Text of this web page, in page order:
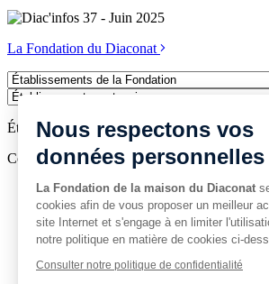
La Fondation du Diaconat
Établissements
de
la
Fondation
Établissements
Établissement à but non lucratif reconnu
Copyright © 2026 www.fondation-diaconat.fr
Mentions légales
Politique de confidentialité
Cookies
Plan du site
Nous respectons vos
données personnelles
La Fondation de la maison du Diaconat
cookies afin de vous proposer un meilleur
site Internet et s'engage à en limiter
notre politique en matière de cookies ci-
Consulter notre politique de confidentialité